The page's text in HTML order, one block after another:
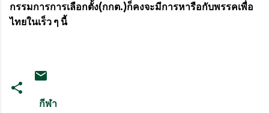
กรรมการการเลือกตั้ง(กกต.)ก็คงจะมีการหารือกับพรรคเพื่อ
ไทยในเร็ว ๆ นี้
กีฬา